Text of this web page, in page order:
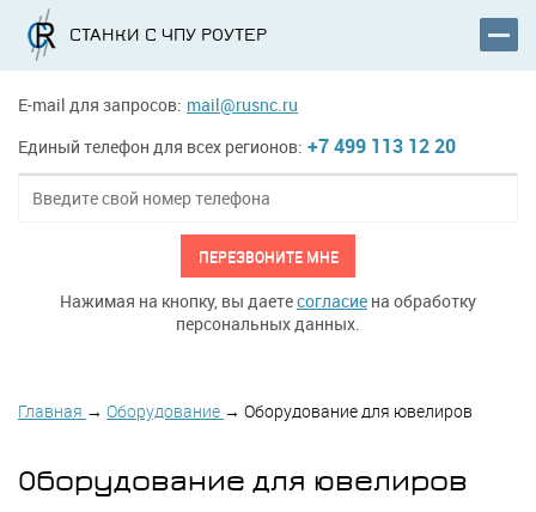
СТАНКИ С ЧПУ РОУТЕР
E-mail для запросов: mail@rusnc.ru
Единый телефон для всех регионов: +7 499 113 12 20
ПЕРЕЗВОНИТЕ МНЕ
Нажимая на кнопку, вы даетесогласие на обработку
персональных данных.
Главная → Оборудование → Оборудование для ювелиров
Оборудование для ювелиров